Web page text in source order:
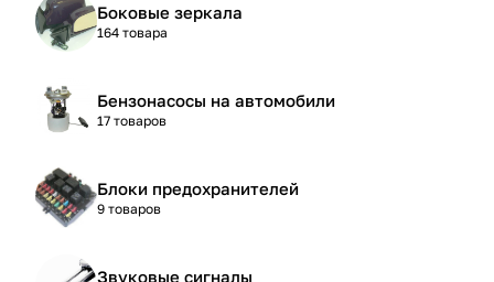
Боковые зеркала
164 товара
Бензонасосы на автомобили
17 товаров
Блоки предохранителей
9 товаров
Звуковые сигналы